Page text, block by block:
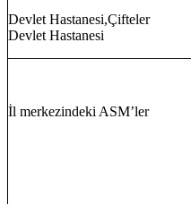
Devlet Hastanesi,Çifteler
Devlet Hastanesi
İl merkezindeki ASM’ler